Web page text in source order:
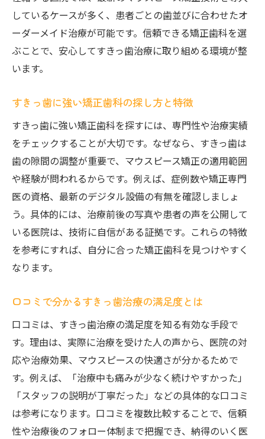
しているケースが多く、患者ごとの歯並びに合わせたオ
ーダーメイド治療が可能です。信頼できる矯正歯科を選
ぶことで、安心してすきっ歯治療に取り組める環境が整
います。
すきっ歯に強い矯正歯科の探し方と特徴
すきっ歯に強い矯正歯科を探すには、専門性や治療実績
をチェックすることが大切です。なぜなら、すきっ歯は
歯の隙間の調整が重要で、マウスピース矯正の適用範囲
や経験が問われるからです。例えば、症例数や矯正専門
医の資格、最新のデジタル設備の有無を確認しましょ
う。具体的には、治療前後の写真や患者の声を公開して
いる医院は、技術に自信がある証拠です。これらの特徴
を参考にすれば、自分に合った矯正歯科を見つけやすく
なります。
口コミで分かるすきっ歯治療の満足度とは
口コミは、すきっ歯治療の満足度を知る有効な手段で
す。理由は、実際に治療を受けた人の声から、医院の対
応や治療効果、マウスピースの快適さが分かるためで
す。例えば、「治療中も痛みが少なく続けやすかった」
「スタッフの説明が丁寧だった」などの具体的な口コミ
は参考になります。口コミを複数比較することで、信頼
性や治療後のフォロー体制まで把握でき、納得のいく医